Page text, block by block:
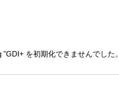
を初期化できませんでした。